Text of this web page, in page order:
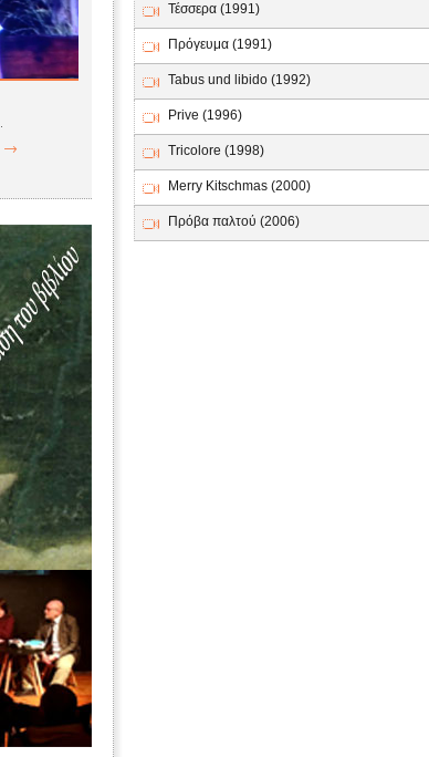
Τέσσερα (1991)
Πρόγευμα (1991)
Tabus und libido (1992)
Prive (1996)
Tricolore (1998)
Merry Kitschmas (2000)
Πρόβα παλτού (2006)